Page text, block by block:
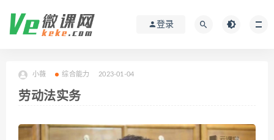
登录
小薇 综合能力 2023-01-04
劳动法实务